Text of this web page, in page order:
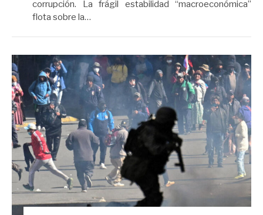
corrupción. La frágil estabilidad “macroeconómica”
flota sobre la…